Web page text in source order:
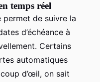
temps réel
de suivre la
d’échéance à
Certains
automatiques
d’œil, on sait